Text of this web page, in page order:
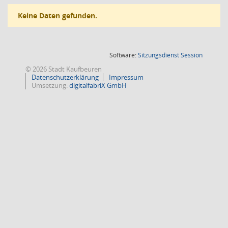
Keine Daten gefunden.
Software:SitzungsdienstSession(Wird in
© 2026 Stadt Kaufbeuren
Datenschutzerklärung
Impressum
Umsetzung:digitalfabriX GmbH